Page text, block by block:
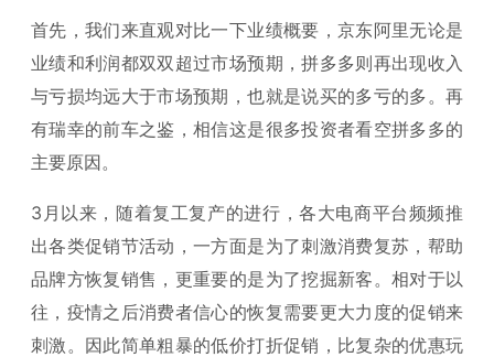
首先，我们来直观对比一下业绩概要，京东阿里无论是
业绩和利润都双双超过市场预期，拼多多则再出现收入
与亏损均远大于市场预期，也就是说买的多亏的多。再
有瑞幸的前车之鉴，相信这是很多投资者看空拼多多的
主要原因。
3月以来，随着复工复产的进行，各大电商平台频频推
出各类促销节活动，一方面是为了刺激消费复苏，帮助
品牌方恢复销售，更重要的是为了挖掘新客。相对于以
往，疫情之后消费者信心的恢复需要更大力度的促销来
刺激。因此简单粗暴的低价打折促销，比复杂的优惠玩